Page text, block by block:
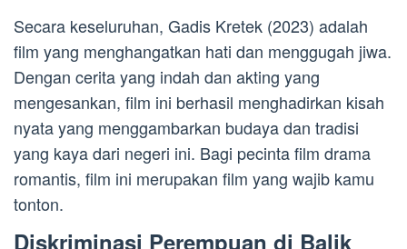
Secara keseluruhan, Gadis Kretek (2023) adalah
film yang menghangatkan hati dan menggugah jiwa.
Dengan cerita yang indah dan akting yang
mengesankan, film ini berhasil menghadirkan kisah
nyata yang menggambarkan budaya dan tradisi
yang kaya dari negeri ini. Bagi pecinta film drama
romantis, film ini merupakan film yang wajib kamu
tonton.
Diskriminasi Perempuan di Balik